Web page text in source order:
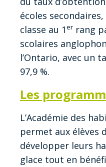
écoles
classe au 1er rang
scolaires
l’Ontario, avec un
97,9 %.
Les
L’Académie des
permet aux élèves
développer leurs
glace tout en